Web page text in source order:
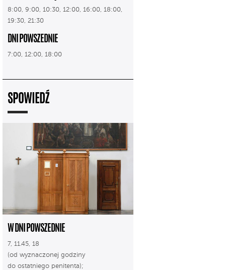
8:00, 9:00, 10:30, 12:00, 16:00, 18:00,
19:30, 21:30
DNI POWSZEDNIE
7:00, 12:00, 18:00
SPOWIEDŹ
W DNI POWSZEDNIE
7, 11.45, 18
(od wyznaczonej godziny
do ostatniego penitenta);